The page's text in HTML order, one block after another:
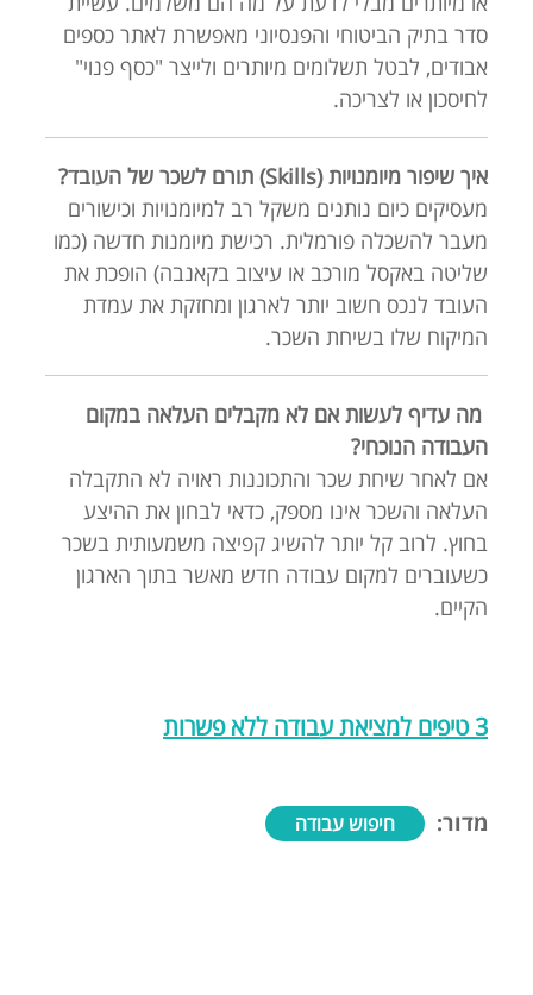
סדר בתיק הביטוחי והפנסיוני מאפשרת לאתר כספים
אבודים, לבטל תשלומים מיותרים ולייצר "כסף פנוי"
לחיסכון או לצריכה.
איך שיפור מיומנויות (Skills) תורם לשכר של העובד?
מעסיקים כיום נותנים משקל רב למיומנויות וכישורים
מעבר להשכלה פורמלית. רכישת מיומנות חדשה (כמו
שליטה באקסל מורכב או עיצוב בקאנבה) הופכת את
העובד לנכס חשוב יותר לארגון ומחזקת את עמדת
המיקוח שלו בשיחת השכר.
מה עדיף לעשות אם לא מקבלים העלאה במקום
העבודה הנוכחי?
אם לאחר שיחת שכר והתכוננות ראויה לא התקבלה
העלאה והשכר אינו מספק, כדאי לבחון את ההיצע
בחוץ. לרוב קל יותר להשיג קפיצה משמעותית בשכר
כשעוברים למקום עבודה חדש מאשר בתוך הארגון
הקיים.
3 טיפים למציאת עבודה ללא פשרות
מדור: חיפוש עבודה